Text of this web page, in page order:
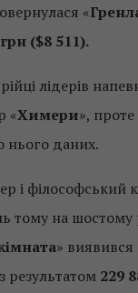
«
($8 511).
лідерів
«Химери»,
нього даних.
і філософський
тому на шостому
»
результатом 229